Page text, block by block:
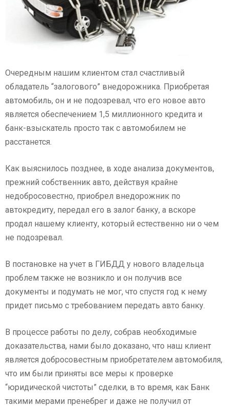
Очередным нашим клиентом стал счастливый
обладатель “залогового” внедорожника. Приобретая
автомобиль, он и не подозревал, что его новое авто
является обеспечением 1,5 миллионного кредита и
банк-взыскатель просто так с автомобилем не
расстанется.
Как выяснилось позднее, в ходе анализа документов,
прежний собственник авто, действуя крайне
недобросовестно, приобрел внедорожник по
автокредиту, передал его в залог банку, а вскоре
продал нашему клиенту, который естественно ни о чем
не подозревал.
В постановке на учет в ГИБДД у нового владельца
проблем также не возникло и он получив все
документы и подумать не мог, что спустя год к нему
придет письмо с требованием передать авто банку.
В процессе работы по делу, собрав необходимые
доказательства, нами было доказано, что наш клиент
является добросовестным приобретателем автомобиля,
что им были приняты все меры к проверке
“юридической чистоты” сделки, в то время, как Банк
такими мерами пренебрег и даже не получил от